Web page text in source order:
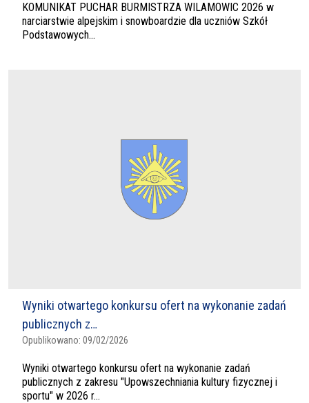
KOMUNIKAT PUCHAR BURMISTRZA WILAMOWIC 2026 w
narciarstwie alpejskim i snowboardzie dla uczniów Szkół
Podstawowych...
Wyniki otwartego konkursu ofert na wykonanie zadań
publicznych z…
Opublikowano: 09/02/2026
Wyniki otwartego konkursu ofert na wykonanie zadań
publicznych z zakresu "Upowszechniania kultury fizycznej i
sportu" w 2026 r...